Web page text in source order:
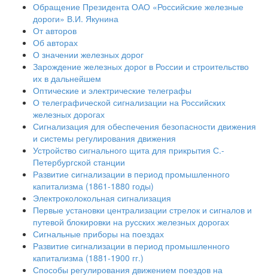
Обращение Президента ОАО «Российские железные
дороги» В.И. Якунина
От авторов
Об авторах
О значении железных дорог
Зарождение железных дорог в России и строительство
их в дальнейшем
Оптические и электрические телеграфы
О телеграфической сигнализации на Российских
железных дорогах
Сигнализация для обеспечения безопасности движения
и системы регулирования движения
Устройство сигнального щита для прикрытия С.-
Петербургской станции
Развитие сигнализации в период промышленного
капитализма (1861-1880 годы)
Электроколокольная сигнализация
Первые установки централизации стрелок и сигналов и
путевой блокировки на русских железных дорогах
Сигнальные приборы на поездах
Развитие сигнализации в период промышленного
капитализма (1881-1900 гг.)
Способы регулирования движением поездов на